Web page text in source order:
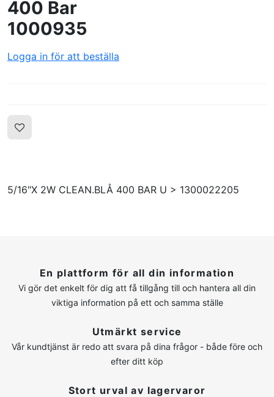
400 Bar
1000935
Logga in för att beställa
5/16"X 2W CLEAN.BLÅ 400 BAR U > 1300022205
En plattform för all din information
Vi gör det enkelt för dig att få tillgång till och hantera all din
viktiga information på ett och samma ställe
Utmärkt service
Vår kundtjänst är redo att svara på dina frågor - både före och
efter ditt köp
Stort urval av lagervaror